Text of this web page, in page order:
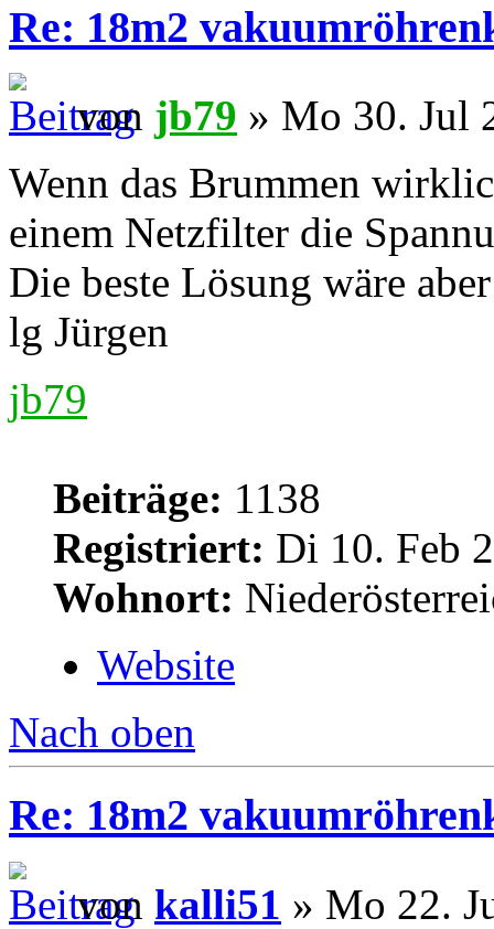
Re: 18m2
von jb79 » Mo 30. Jul
Wenn das Brummen
einem Netzfilter die
Die beste Lösung wäre
lg Jürgen
jb79
Beiträge: 1138
Registriert: Di 10. Feb
Wohnort:
Website
Nach oben
Re: 18m2
von kalli51 » Mo 22.